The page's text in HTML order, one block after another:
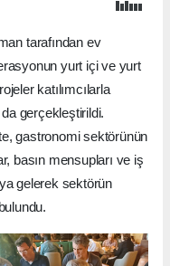
tarafından ev
yurt içi ve yurt
katılımcılarla
da gerçekleştirildi.
gastronomi sektörünün
basın mensupları ve iş
gelerek sektörün